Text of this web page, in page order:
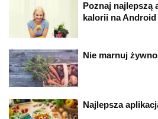
Poznaj najlepszą
kalorii na Android
Nie marnuj
Najlepsza